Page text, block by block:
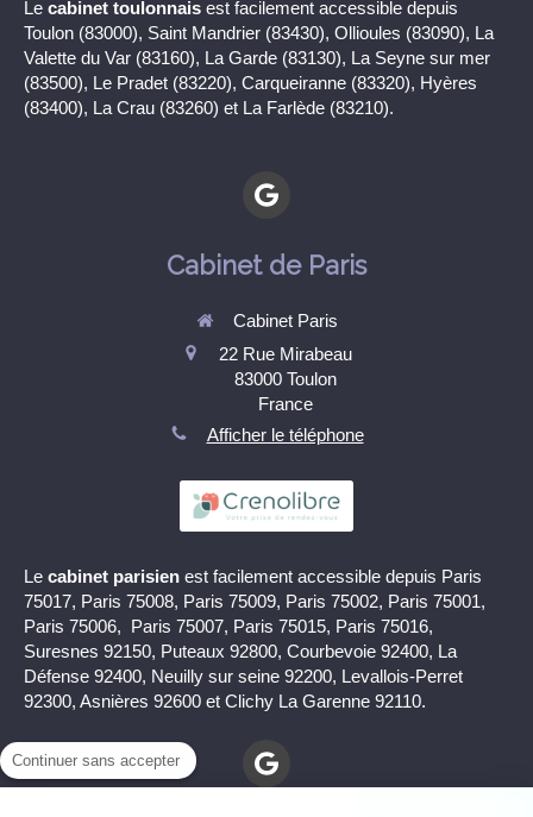
Le cabinet toulonnais est facilement accessible depuis
Toulon (83000), Saint Mandrier (83430), Ollioules (83090), La
Valette du Var (83160), La Garde (83130), La Seyne sur mer
(83500), Le Pradet (83220), Carqueiranne (83320), Hyères
(83400), La Crau (83260) et La Farlède (83210).
Cabinet de Paris
Cabinet Paris
22 Rue Mirabeau
83000 Toulon
France
Afficher le téléphone
Le cabinet parisien est facilement accessible depuis Paris
75017, Paris 75008, Paris 75009, Paris 75002, Paris 75001,
Paris 75006, Paris 75007, Paris 75015, Paris 75016,
Suresnes 92150, Puteaux 92800, Courbevoie 92400, La
Défense 92400, Neuilly sur seine 92200, Levallois-Perret
92300, Asnières 92600 et Clichy La Garenne 92110.
Continuer sans accepter